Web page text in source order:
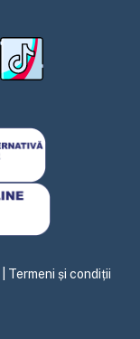
Termeni și condiții